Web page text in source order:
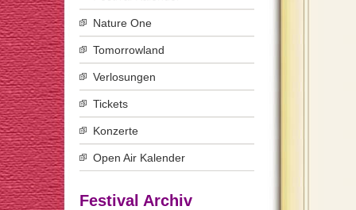
Nature One
Tomorrowland
Verlosungen
Tickets
Konzerte
Open Air Kalender
Festival Archiv